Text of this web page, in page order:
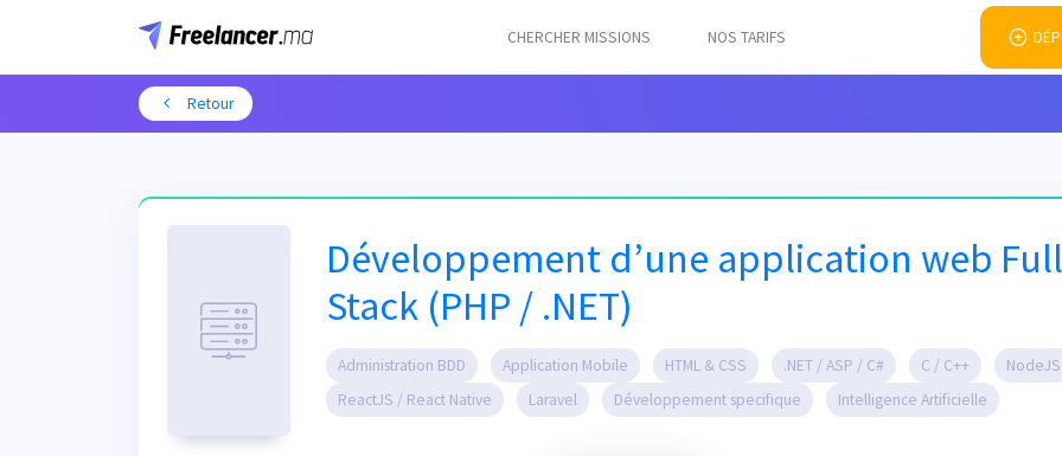
CHERCHER MISSIONS NOS TARIFS
Retour
Développement d’une application web Full
Stack (PHP / .NET)
Administration BDD Application Mobile HTML & CSS .NET / ASP / C# C / C++
NodeJS
ReactJS / React Native
Laravel Développement specifique Intelligence Artificielle